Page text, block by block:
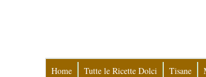
Home Tutte le Ricette Dolci Tisane